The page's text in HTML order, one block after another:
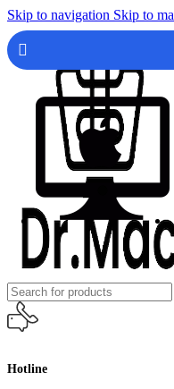
Skip to navigation Skip to
Hotline